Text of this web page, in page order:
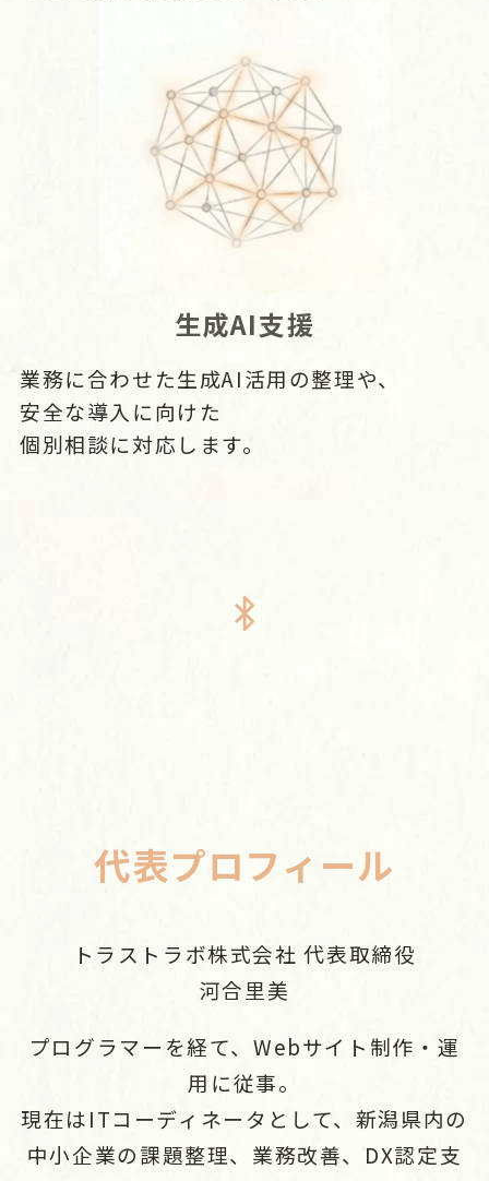
生成AI支援
業務に合わせた生成AI活用の整理や、
安全な導入に向けた
個別相談に対応します。
代表プロフィール
トラストラボ株式会社 代表取締役
河合里美
プログラマーを経て、Webサイト制作・運
用に従事。
現在はITコーディネータとして、新潟県内の
中小企業の課題整理、業務改善、DX認定支